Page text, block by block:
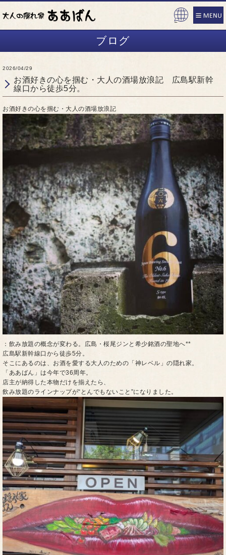
Pow
ブログ
2026/04/29
お酒好きの心を掴む・大人の酒場放浪記 広島駅新幹
線口から徒歩5分。
お酒好きの心を掴む・大人の酒場放浪記
：飲み放題の概念が変わる。広島・桜尾ジンと希少銘酒の聖地へ**
広島駅新幹線口から徒歩5分。
そこにあるのは、お酒を愛する大人のための「神レベル」の隠れ家。
「ああばん」は今年で36周年。
店主が納得した本物だけを揃えたら、
飲み放題のラインナップが“とんでもないこと”になりました。